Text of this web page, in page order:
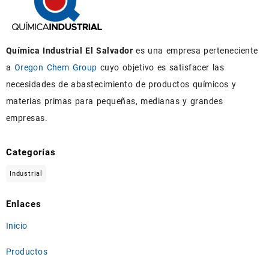
Química Industrial El Salvador es una empresa perteneciente
a Oregon Chem Group cuyo objetivo es satisfacer las
necesidades de abastecimiento de productos químicos y
materias primas para pequeñas, medianas y grandes
empresas.
Categorías
Industrial
Enlaces
Inicio
Productos